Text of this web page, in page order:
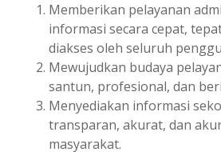
Memberikan pelayanan
informasi secara cepat,
diakses oleh seluruh
Mewujudkan budaya
santun, profesional, dan
Menyediakan informasi
transparan, akurat, dan
masyarakat.